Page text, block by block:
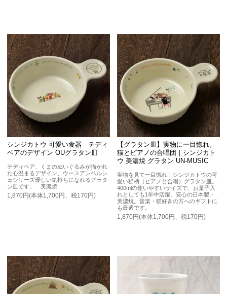
シンジカトウ 可愛い食器 テディ
ベアのデザイン OUグラタン皿
テディベア、くまのぬいぐるみが描かれ
た心温まるデザイン、ウースアンペルシ
ェシリーズ優しい気持ちになれるグラタ
ン皿です。 美濃焼
1,870円(本体1,700円、税170円)
【グラタン皿】実物に一目惚れ。
猫とピアノの合唱団｜シンジカト
ウ 美濃焼 グラタン UN-MUSIC
実物を見て一目惚れ！シンジカトウの可
愛い猫柄（ピアノと合唱）グラタン皿。
400mlの使いやすいサイズで、お菓子入
れとしても1年中活躍。安心の日本製・
美濃焼。音楽・猫好きの方へのギフトに
も最適です。
1,870円(本体1,700円、税170円)